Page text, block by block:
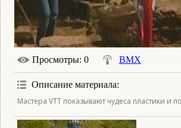
Просмотры: 0 BMX
Описание материала:
Мастера VTT показывают чудеса пластики и